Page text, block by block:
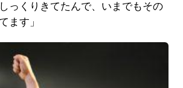
っくりきてたんで、いまでもその
ます」